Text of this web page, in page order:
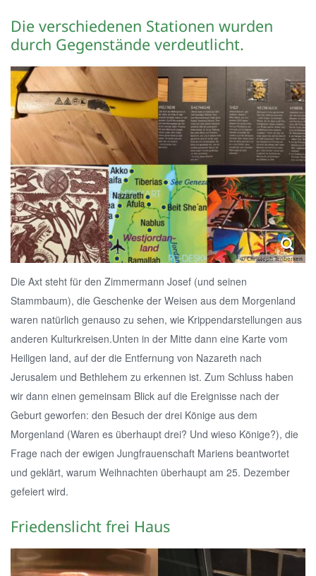
Die verschiedenen Stationen wurden
durch Gegenstände verdeutlicht.
© Christoph Tenberken
Die Axt steht für den Zimmermann Josef (und seinen
Stammbaum), die Geschenke der Weisen aus dem Morgenland
waren natürlich genauso zu sehen, wie Krippendarstellungen aus
anderen Kulturkreisen.Unten in der Mitte dann eine Karte vom
Heiligen land, auf der die Entfernung von Nazareth nach
Jerusalem und Bethlehem zu erkennen ist. Zum Schluss haben
wir dann einen gemeinsam Blick auf die Ereignisse nach der
Geburt geworfen: den Besuch der drei Könige aus dem
Morgenland (Waren es überhaupt drei? Und wieso Könige?), die
Frage nach der ewigen Jungfrauenschaft Mariens beantwortet
und geklärt, warum Weihnachten überhaupt am 25. Dezember
gefeiert wird.
Friedenslicht frei Haus